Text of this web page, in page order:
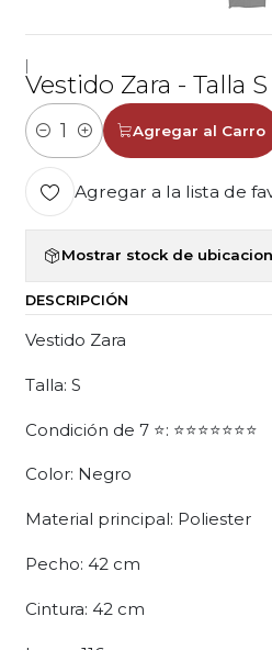
Vestido Zara - Talla S
Cantidad
Agregar al Carro
Agregar a la lista de
Mostrar stock de
DESCRIPCIÓN
Vestido Zara
Talla: S
Condición de 7 ⭐: ⭐⭐⭐⭐⭐⭐⭐
Color: Negro
Material principal: Poliester
Pecho: 42 cm
Cintura: 42 cm